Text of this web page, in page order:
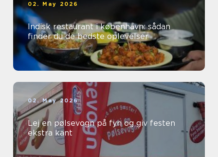
02. May 2026
Indisk restaurant i københavn: sådan
finder du de bedste oplevelser
02. May 2026
Lej en pølsevogn på fyn og giv festen
ekstra kant